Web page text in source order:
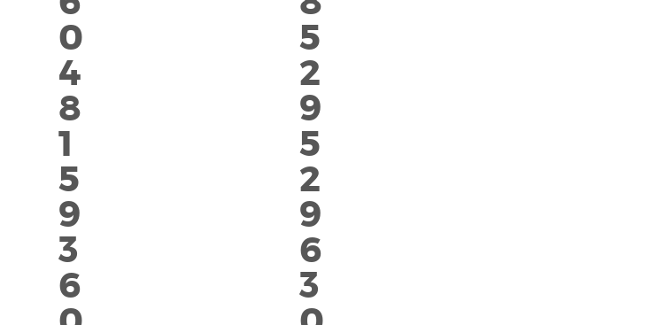
0
4
8
1
5
9
3
6
5
2
9
5
2
9
6
3